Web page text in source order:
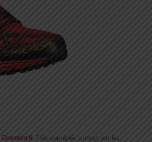
Cascadia 8. Très appréciée surtout par les